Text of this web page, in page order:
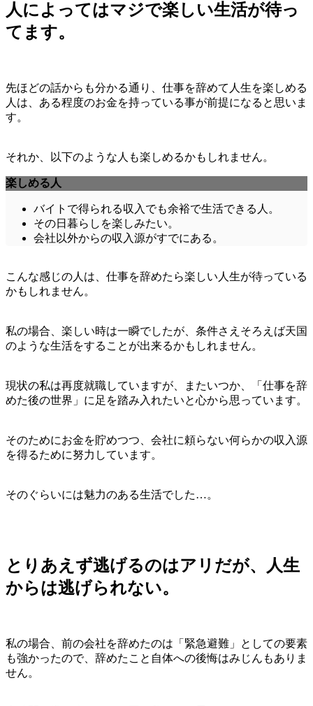
人によってはマジで楽しい生活が待っ
てます。
先ほどの話からも分かる通り、仕事を辞めて人生を楽しめる
人は、ある程度のお金を持っている事が前提になると思いま
す。
それか、以下のような人も楽しめるかもしれません。
楽しめる人
バイトで得られる収入でも余裕で生活できる人。
その日暮らしを楽しみたい。
会社以外からの収入源がすでにある。
こんな感じの人は、仕事を辞めたら楽しい人生が待っている
かもしれません。
私の場合、楽しい時は一瞬でしたが、条件さえそろえば天国
のような生活をすることが出来るかもしれません。
現状の私は再度就職していますが、またいつか、「仕事を辞
めた後の世界」に足を踏み入れたいと心から思っています。
そのためにお金を貯めつつ、会社に頼らない何らかの収入源
を得るために努力しています。
そのぐらいには魅力のある生活でした…。
とりあえず逃げるのはアリだが、人生
からは逃げられない。
私の場合、前の会社を辞めたのは「緊急避難」としての要素
も強かったので、辞めたこと自体への後悔はみじんもありま
せん。